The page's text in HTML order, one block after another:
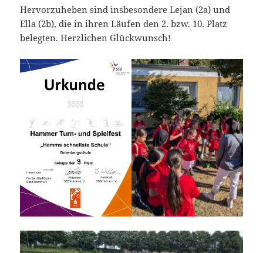
Hervorzuheben sind insbesondere Lejan (2a) und
Ella (2b), die in ihren Läufen den 2. bzw. 10. Platz
belegten. Herzlichen Glückwunsch!